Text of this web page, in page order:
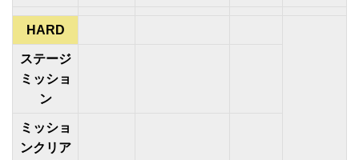
HARD
ステージ
ミッショ
ン
ミッショ
ンクリア